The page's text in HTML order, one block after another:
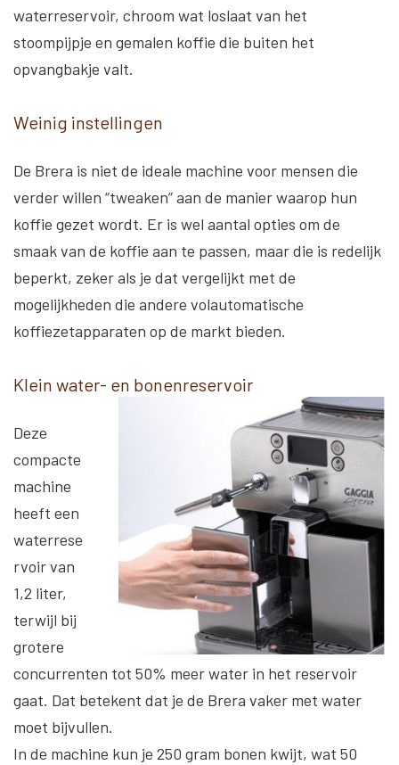
waterreservoir, chroom wat loslaat van het
stoompijpje en gemalen koffie die buiten het
opvangbakje valt.
Weinig instellingen
De Brera is niet de ideale machine voor mensen die
verder willen “tweaken” aan de manier waarop hun
koffie gezet wordt. Er is wel aantal opties om de
smaak van de koffie aan te passen, maar die is redelijk
beperkt, zeker als je dat vergelijkt met de
mogelijkheden die andere volautomatische
koffiezetapparaten op de markt bieden.
Klein water- en bonenreservoir
Deze
compacte
machine
heeft een
waterrese
rvoir van
1,2 liter,
terwijl bij
grotere
concurrenten tot 50% meer water in het reservoir
gaat. Dat betekent dat je de Brera vaker met water
moet bijvullen.
In de machine kun je 250 gram bonen kwijt, wat 50